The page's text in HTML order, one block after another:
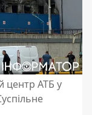
центр АТБ у